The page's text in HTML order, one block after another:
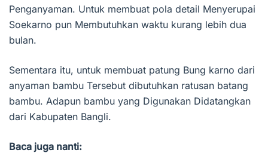
Penganyaman. Untuk membuat pola detail Menyerupai
Soekarno pun Membutuhkan waktu kurang lebih dua
bulan.
Sementara itu, untuk membuat patung Bung karno dari
anyaman bambu Tersebut dibutuhkan ratusan batang
bambu. Adapun bambu yang Digunakan Didatangkan
dari Kabupaten Bangli.
Baca juga nanti: